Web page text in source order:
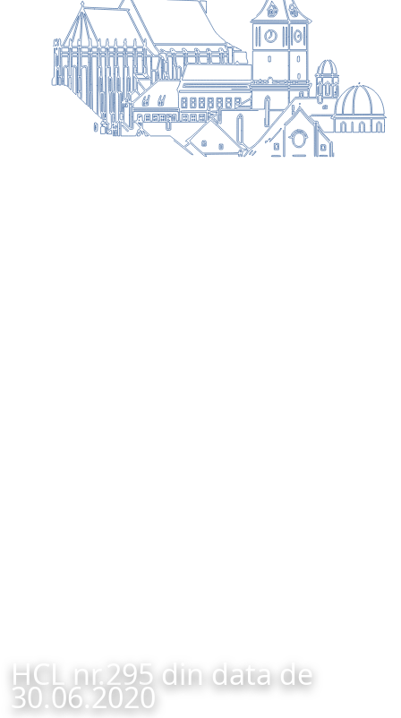
HCL nr.295 din data de
30.06.2020